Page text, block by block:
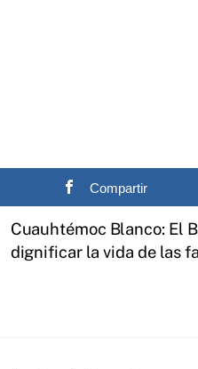
Compartir
Cuauhtémoc Blanco: El
dignificar la vida de las